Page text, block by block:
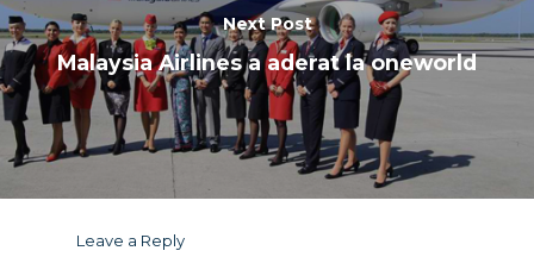
Next Post
Malaysia Airlines a aderat la oneworld
Leave a Reply